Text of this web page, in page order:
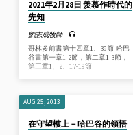
巴
谷
書"
TAGGED
講
道
2021年2月28日 羡慕作時代的
先知
劉志成牧師
哥林多前書第十四章1、39節 哈巴
谷書第一章1-2節，第二章1-3節，
第三章1、2、17-19節
AUG 25, 2013
在守望樓上－哈巴谷的領悟